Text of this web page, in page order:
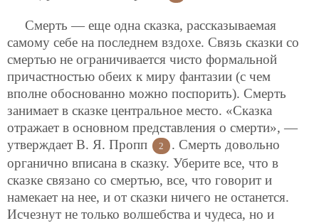
Смерть — еще одна сказка, рассказываемая
самому себе на последнем вздохе. Связь сказки со
смертью не ограничивается чисто формальной
причастностью обеих к миру фантазии (с чем
вполне обоснованно можно поспорить). Смерть
занимает в сказке центральное место. «Сказка
отражает в основном представления о смерти», —
утверждает В. Я. Пропп
2
. Смерть довольно
органично вписана в сказку. Уберите все, что в
сказке связано со смертью, все, что говорит и
намекает на нее, и от сказки ничего не останется.
Исчезнут не только волшебства и чудеса, но и